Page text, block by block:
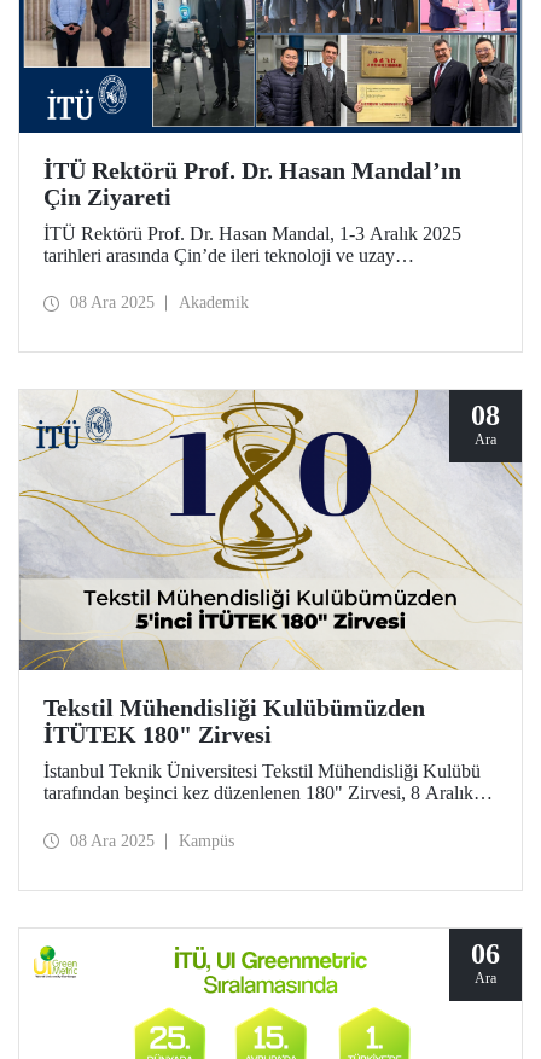
İTÜ Rektörü Prof. Dr. Hasan Mandal’ın
Çin Ziyareti
İTÜ Rektörü Prof. Dr. Hasan Mandal, 1-3 Aralık 2025
tarihleri arasında Çin’de ileri teknoloji ve uzay
amaçlayan çeşitli temaslarda bulundu. İTÜ ve Nanjing
Profesörlük ünvanı verildi.
08 Ara 2025 Akademik
08
Ara
Tekstil Mühendisliği Kulübümüzden
İTÜTEK 180" Zirvesi
İstanbul Teknik Üniversitesi Tekstil Mühendisliği Kulübü
tarafından beşinci kez düzenlenen 180" Zirvesi, 8 Aralık
Erbakan Yerleşkesi Orhan Öcalgiray Konferans
08 Ara 2025 Kampüs
06
Ara